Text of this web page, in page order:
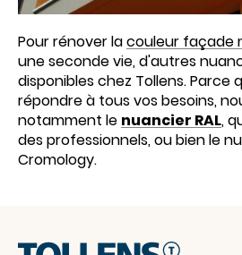
Pour rénover lacouleur façade
une seconde vie, d'autres
disponibles chez Tollens. Parce
répondre à tous vos besoins,
notamment le nuancier RAL,
des professionnels, ou bien le
Cromology.